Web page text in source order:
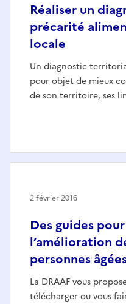
Réaliser un
précarité
locale
Un diagnostic
pour objet de mieux
de son territoire, ses
Des guides
l’amélioration
personnes
La DRAAF vous
télécharger ou vous
2 février 2016